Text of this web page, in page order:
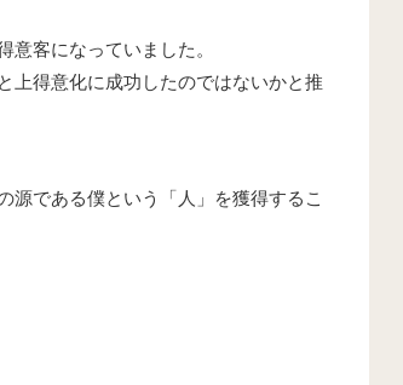
客になっていました。
上得意化に成功したのではないかと推
源である僕という「人」を獲得するこ